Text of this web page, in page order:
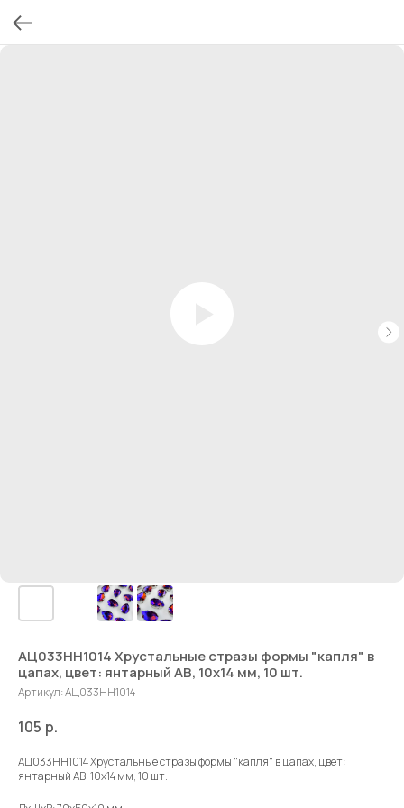
АЦ033НН1014 Хрустальные стразы формы "капля" в
цапах, цвет: янтарный AB, 10х14 мм, 10 шт.
Артикул:АЦ033НН1014
105 р.
АЦ033НН1014 Хрустальные стразы формы "капля" в цапах, цвет:
янтарный AB, 10х14 мм, 10 шт.